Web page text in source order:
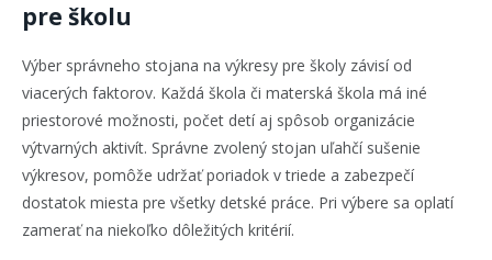
pre školu
Výber správneho stojana na výkresy pre školy závisí od
viacerých faktorov. Každá škola či materská škola má iné
priestorové možnosti, počet detí aj spôsob organizácie
výtvarných aktivít. Správne zvolený stojan uľahčí sušenie
výkresov, pomôže udržať poriadok v triede a zabezpečí
dostatok miesta pre všetky detské práce. Pri výbere sa oplatí
zamerať na niekoľko dôležitých kritérií.